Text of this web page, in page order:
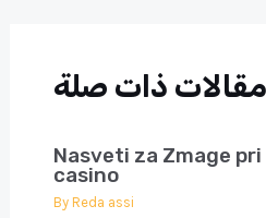
مقالات ذات صلة
Nasveti za Zmage
casino
By Reda assi